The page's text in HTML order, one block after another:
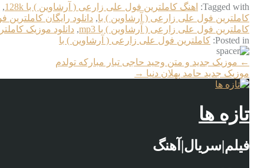
Tagged with: اهنگ کاملترین فول علی زارعی ( آرشاوین ) با 128k ,
کاملترین فول علی زارعی ( آرشاوین ) با, دانلود رایگان
کاملترین فول علی زارعی ( آرشاوین ) با mp3
, دانلود موزیک
Posted in: کاملترین فول علی زارعی ( آرشاوین ) با
More
Articles
← موزیک جدید و متن وحید حاجی تبار مبارکه تولدم
موزیک جدید حامد پهلان دنیا →
تازه ها
فیلم|سریال|آهنگ